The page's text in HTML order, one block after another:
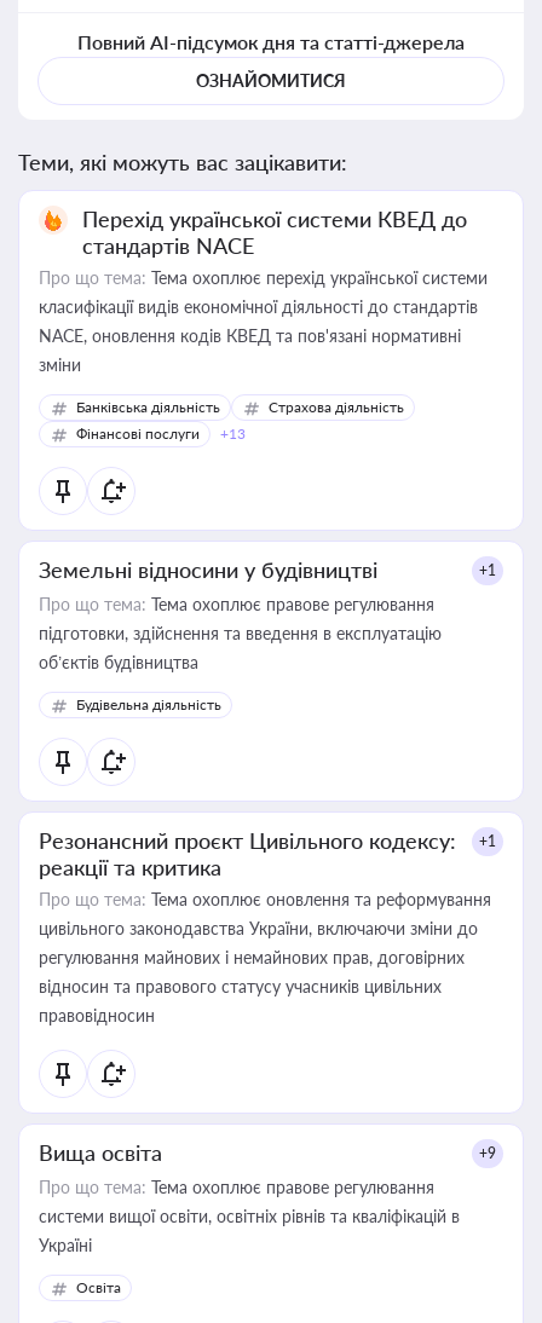
Повний AI-підсумок дня та статті-джерела
ОЗНАЙОМИТИСЯ
Теми, які можуть вас зацікавити:
Перехід української системи КВЕД до
стандартів NACE
Про що тема: Тема охоплює перехід української системи
класифікації видів економічної діяльності до стандартів
NACE, оновлення кодів КВЕД та пов'язані нормативні
зміни
Банківська діяльність
Страхова діяльність
Фінансові послуги
+13
Земельні відносини у будівництві +1
Про що тема: Тема охоплює правове регулювання
підготовки, здійснення та введення в експлуатацію
об’єктів будівництва
Будівельна діяльність
Резонансний проєкт Цивільного кодексу:
реакції та критика
+1
Про що тема: Тема охоплює оновлення та реформування
цивільного законодавства України, включаючи зміни до
регулювання майнових і немайнових прав, договірних
відносин та правового статусу учасників цивільних
правовідносин
Вища освіта +9
Про що тема: Тема охоплює правове регулювання
системи вищої освіти, освітніх рівнів та кваліфікацій в
Україні
Освіта